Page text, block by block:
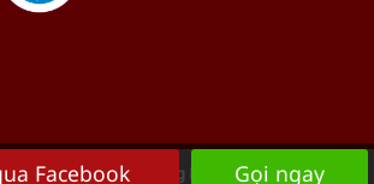
2026 Bò một nắng Krông Pa - Gia Lai
Facebook Gọi ngay